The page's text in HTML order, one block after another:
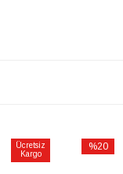
Ücretsiz
Kargo
%20